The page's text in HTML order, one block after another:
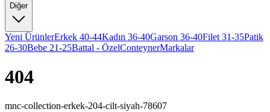
Diğer
Yeni ÜrünlerErkek 40-44Kadın 36-40Garson 36-40Filet 31-35Patik
26-30Bebe 21-25Battal - ÖzelConteynerMarkalar
404
mnc-collection-erkek-204-cilt-siyah-78607